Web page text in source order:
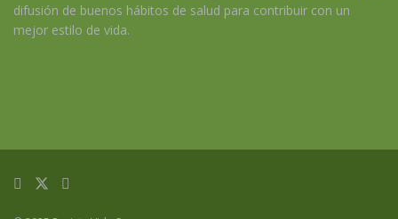
difusión de buenos hábitos de salud para contribuir con un
mejor estilo de vida.